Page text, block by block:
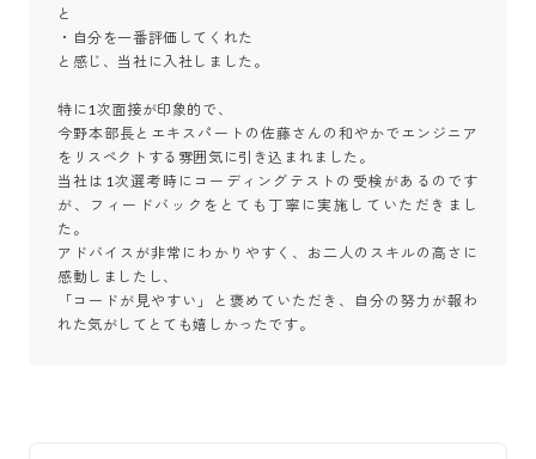
と
・自分を一番評価してくれた
と感じ、当社に入社しました。
特に1次面接が印象的で、
今野本部長とエキスパートの佐藤さんの和やかでエンジニア
をリスペクトする雰囲気に引き込まれました。
当社は1次選考時にコーディングテストの受検があるのです
が、フィードバックをとても丁寧に実施していただきまし
た。
アドバイスが非常にわかりやすく、お二人のスキルの高さに
感動しましたし、
「コードが見やすい」と褒めていただき、自分の努力が報わ
れた気がしてとても嬉しかったです。